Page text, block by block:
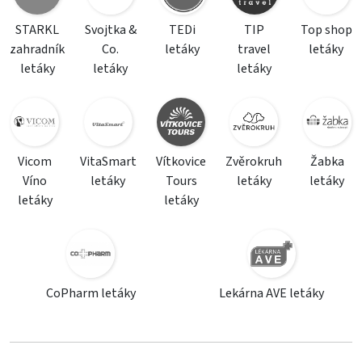
STARKL
zahradník
letáky
Svojtka &
Co.
letáky
TEDi
letáky
TIP
travel
letáky
Top shop
letáky
Vicom
Víno
letáky
VitaSmart
letáky
Vítkovice
Tours
letáky
Zvěrokruh
letáky
Žabka
letáky
CoPharm letáky Lekárna AVE letáky